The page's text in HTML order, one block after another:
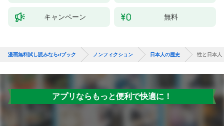
キャンペーン 無料
漫画無料試し読みならdブック ノンフィクション 日本人の歴史 性と日本
アプリならもっと便利で快適に！